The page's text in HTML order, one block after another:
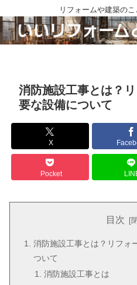
リフォームや建築のこ
消防施設工事とは？
要な設備について
X
Pocket
目次
消防施設工事とは？リフォ
ついて
消防施設工事とは